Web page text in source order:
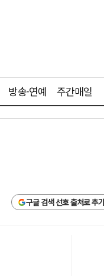
방송·연예 주간매일
구글 검색 선호 출처로 추가